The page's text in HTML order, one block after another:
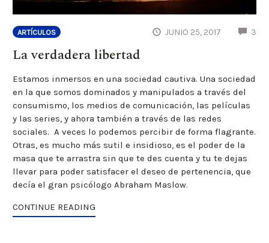
ARTÍCULOS JUNIO 25, 2017 3
La verdadera libertad
Estamos inmersos en una sociedad cautiva. Una sociedad
en la que somos dominados y manipulados a través del
consumismo, los medios de comunicación, las películas
y las series, y ahora también a través de las redes
sociales. A veces lo podemos percibir de forma flagrante.
Otras, es mucho más sutil e insidioso, es el poder de la
masa que te arrastra sin que te des cuenta y tu te dejas
llevar para poder satisfacer el deseo de pertenencia, que
decía el gran psicólogo Abraham Maslow.
CONTINUE READING